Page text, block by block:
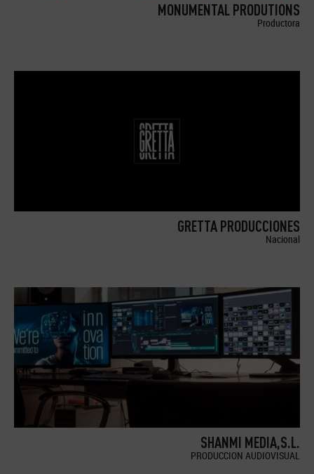
MONUMENTAL PRODUTIONS
Productora
GRETTA PRODUCCIONES
Nacional
SHANMI MEDIA,S.L.
PRODUCCION AUDIOVISUAL